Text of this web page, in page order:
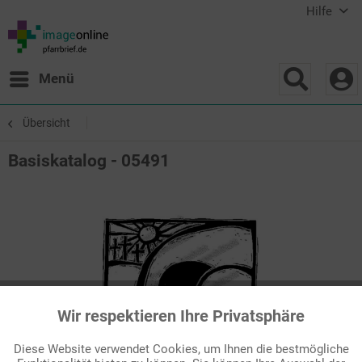
Hilfe
Menü
Übersicht
Basiskatalog - 05491
Funktionale Aktiv
Wir respektieren Ihre Privatsphäre
Diese Website verwendet Cookies, um Ihnen die bestmögliche